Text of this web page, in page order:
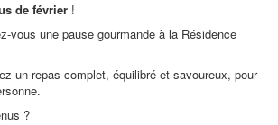
de février !
vous une pause gourmande à la Résidence
un repas complet, équilibré et savoureux, pour
?